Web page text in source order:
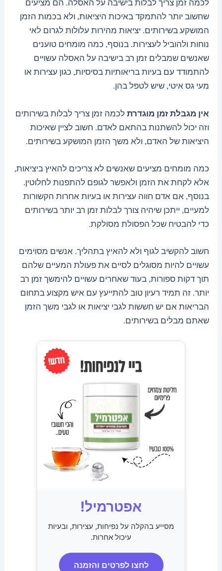
לכמה זמן צריך לבלות בישיבה על האסלה. הם מציעים
שחשוב יותר להתמקד באיכות היציאות, ולא בכמות הזמן
המושקע בשירותים. יציאות מהירות עלולות לגרום לאי
נוחות ולהוביל לעצירות. בנוסף, כמה מומחים טוענים
שאנשים שמבלים זמן רב בישיבה על האסלה עשויים
להתמודד עם בעיות בריאותיות בסיסיות, כגון עצירות או
מעי גס איטי, שיש לטפל בהן.
אין מגבלת זמן מוגדרת לכמה זמן צריך לבלות בשירותים
וזה יכול להשתנות בהתאם לאדם. חשוב לציין שאיכות
היציאות של האדם, ולא משך הזמן המושקע בשירותים.
כמה מומחים מציעים שאנשים לא צריכים להאיץ ביציאות,
אלא לקחת את הזמן ולאפשר לגופם להתפנות לחלוטין.
בנוסף, אם אדם חווה עצירות או בעיות אחרות הקשורות
למעיים, ייתכן שיהיה צורך לבלות זמן רב יותר בשירותים
כדי להבטיח שכל הפסולת מסולקת.
חשוב להקשיב לגוף ולא להאיץ בתהליך. אנשים מסוימים
עשויים להיות מסוגלים לסיים את פעולת המעיים שלהם
תוך דקות ספורות, בעוד שאחרים עשויים להימשך זמן רב
יותר. זה תמיד רעיון טוב להתייעץ עם איש מקצוע בתחום
הבריאות אם יש חששות לגבי יציאות או לגבי משך הזמן
שאתם מבלים בשירותים.
אפטרמיל!
מסייע בהקלה על נפיחות, עצירות, ובעיות
עיכול אחרות.
לחצו לפרטים והזמנה